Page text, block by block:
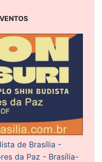
de Brasília -
da Paz - Brasília-